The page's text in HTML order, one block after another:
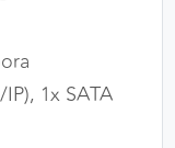
1x SATA